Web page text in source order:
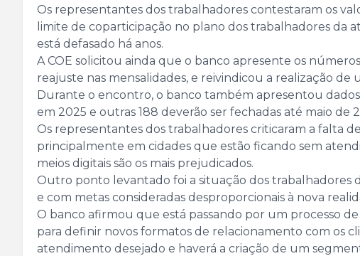
Os representantes dos trabalhadores contestaram os
limite de coparticipação no plano dos trabalhadores da
está defasado há anos.
A COE solicitou ainda que o banco apresente os
reajuste nas mensalidades, e reivindicou a realização de
Durante o encontro, o banco também apresentou
em 2025 e outras 188 deverão ser fechadas até maio de
Os representantes dos trabalhadores criticaram a falta
principalmente em cidades que estão ficando sem
meios digitais são os mais prejudicados.
Outro ponto levantado foi a situação dos trabalhadores
e com metas consideradas desproporcionais à nova
O banco afirmou que está passando por um processo
para definir novos formatos de relacionamento com os
atendimento desejado e haverá a criação de um